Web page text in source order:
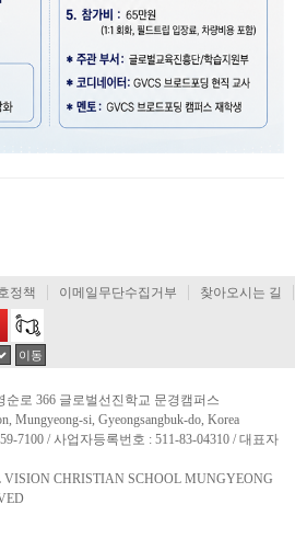
정책 이메일무단수집거부 찾아오시는 길
순로 366 글로벌선진학교 문경캠퍼스
Mungyeong-si, Gyeongsangbuk-do, Korea
7100 / 사업자등록번호 : 511-83-04310 / 대표자
CHRISTIAN SCHOOL MUNGYEONG